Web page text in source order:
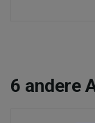
6 andere